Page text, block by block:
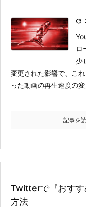

ロ
少
変更された影響で、こ
った動画の再生速度の
記事を
Twitterで『おすす
方法